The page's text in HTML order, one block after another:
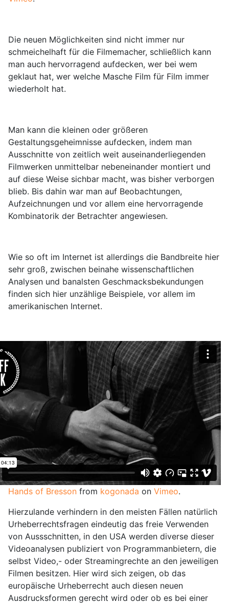
Die neuen Möglichkeiten sind nicht immer nur
schmeichelhaft für die Filmemacher, schließlich kann
man auch hervorragend aufdecken, wer bei wem
geklaut hat, wer welche Masche Film für Film immer
wiederholt hat.
Man kann die kleinen oder größeren
Gestaltungsgeheimnisse aufdecken, indem man
Ausschnitte von zeitlich weit auseinanderliegenden
Filmwerken unmittelbar nebeneinander montiert und
auf diese Weise sichbar macht, was bisher verborgen
blieb. Bis dahin war man auf Beobachtungen,
Aufzeichnungen und vor allem eine hervorragende
Kombinatorik der Betrachter angewiesen.
Wie so oft im Internet ist allerdings die Bandbreite hier
sehr groß, zwischen beinahe wissenschaftlichen
Analysen und banalsten Geschmacksbekundungen
finden sich hier unzählige Beispiele, vor allem im
amerikanischen Internet.
Hands of Bresson from kogonada on Vimeo.
Hierzulande verhindern in den meisten Fällen natürlich
Urheberrechtsfragen eindeutig das freie Verwenden
von Aussschnitten, in den USA werden diverse dieser
Videoanalysen publiziert von Programmanbietern, die
selbst Video,- oder Streamingrechte an den jeweiligen
Filmen besitzen. Hier wird sich zeigen, ob das
europäische Urheberrecht auch diesen neuen
Ausdrucksformen gerecht wird oder ob es bei einer